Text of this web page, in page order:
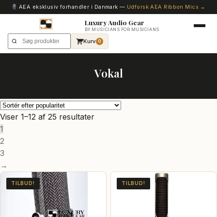
AEA eksklusiv forhandler i Danmark — Udforsk AEA Ribbon Mics →
Luxury Audio Gear
BY MUSICIANS FOR MUSICIANS
Kurv 0
Vokal
Viser 1–12 af 25 resultaterSorteret
1
2
3
→
TILBUD! TILBUD!